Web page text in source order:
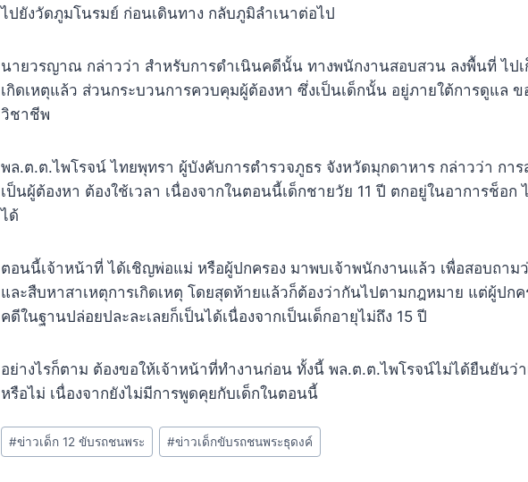
ไปยังวัดภูมโนรมย์ ก่อนเดินทาง กลับภูมิลำเนาต่อไป
นายวรญาณ กล่าวว่า สำหรับการดำเนินคดีนั้น ทางพนักงานสอบสวน ลงพื้นที่ ไป
เกิดเหตุแล้ว ส่วนกระบวนการควบคุมผู้ต้องหา ซึ่งเป็นเด็กนั้น อยู่ภายใต้การดูแล
วิชาชีพ
พล.ต.ต.ไพโรจน์ ไทยพุทรา ผู้บังคับการตำรวจภูธร จังหวัดมุกดาหาร กล่าวว่า กา
เป็นผู้ต้องหา ต้องใช้เวลา เนื่องจากในตอนนี้เด็กชายวัย 11 ปี ตกอยู่ในอาการช็อก
ได้
ตอนนี้เจ้าหน้าที่ ได้เชิญพ่อแม่ หรือผู้ปกครอง มาพบเจ้าพนักงานแล้ว เพื่อสอบถาม
และสืบหาสาเหตุการเกิดเหตุ โดยสุดท้ายแล้วก็ต้องว่ากันไปตามกฎหมาย แต่ผู้ปก
คดีในฐานปล่อยปละละเลยก็เป็นได้เนื่องจากเป็นเด็กอายุไม่ถึง 15 ปี
อย่างไรก็ตาม ต้องขอให้เจ้าหน้าที่ทำงานก่อน ทั้งนี้ พล.ต.ต.ไพโรจน์ไม่ได้ยืนยันว่า
หรือไม่ เนื่องจากยังไม่มีการพูดคุยกับเด็กในตอนนี้
#ข่าวเด็ก 12 ขับรถชนพระ #ข่าวเด็กขับรถชนพระธุดงค์